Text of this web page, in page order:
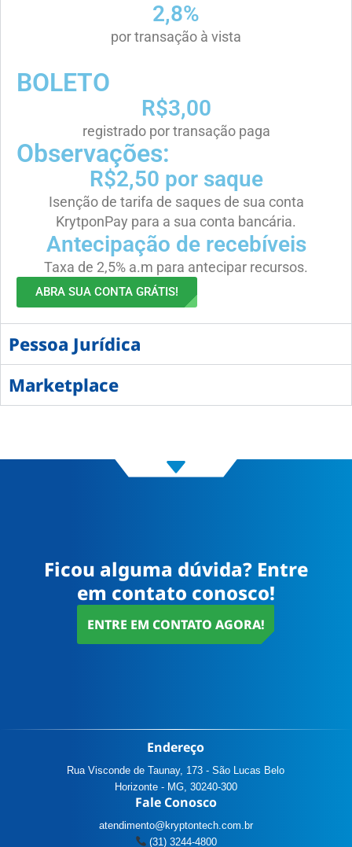
2,8%
por transação à vista
BOLETO
R$3,00
registrado por transação paga
Observações:
R$2,50 por saque
Isenção de tarifa de saques de sua conta
KrytponPay para a sua conta bancária.
Antecipação de recebíveis
Taxa de 2,5% a.m para antecipar recursos.
ABRA SUA CONTA GRÁTIS!
Pessoa Jurídica
Marketplace
Ficou alguma dúvida? Entre
em contato conosco!
ENTRE EM CONTATO AGORA!
Endereço
Rua Visconde de Taunay, 173 - São Lucas Belo
Horizonte - MG, 30240-300
Fale Conosco
atendimento@kryptontech.com.br
(31) 3244-4800